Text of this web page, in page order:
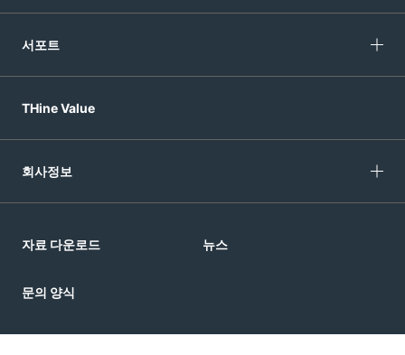
서포트
THine Value
회사정보
자료 다운로드 뉴스
문의 양식